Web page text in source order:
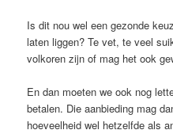
Is dit nou wel een gezonde
laten liggen? Te vet, te veel
volkoren zijn of mag het ook
En dan moeten we ook nog
betalen. Die aanbieding mag
hoeveelheid wel hetzelfde als